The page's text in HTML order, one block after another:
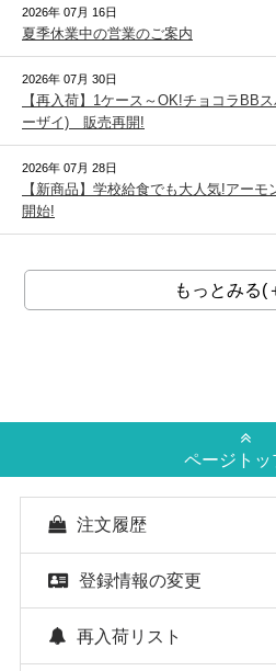
2026年 07月 16日
夏季休業中の営業のご案内
2026年 07月 30日
【再入荷】1ケース～OK!チョコラBB
ーザイ) 販売再開!
2026年 07月 28日
【新商品】学校給食でも大人気!アー
開始!
もっとみる(
ページトッ
注文履歴
登録情報の変更
再入荷リスト